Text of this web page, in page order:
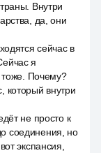
Внутри
да, они
сейчас в
я
тоже. Почему?
который внутри
не просто к
соединения, но
экспансия,